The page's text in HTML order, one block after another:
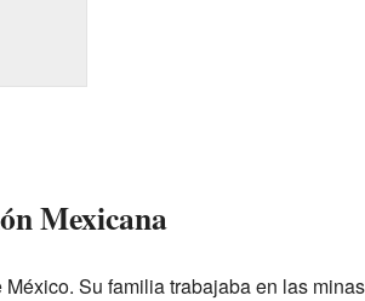
Mexicana
Su familia trabajaba en las